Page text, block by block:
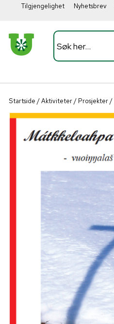
Tilgjengelighet Nyhetsbrev
Startside /Aktiviteter/ Prosjekter/